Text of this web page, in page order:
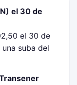
el 30 de
el 30 de
suba del